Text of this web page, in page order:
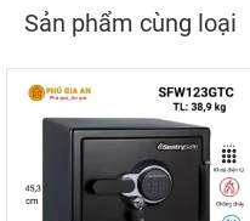
Sản phẩm cùng loại